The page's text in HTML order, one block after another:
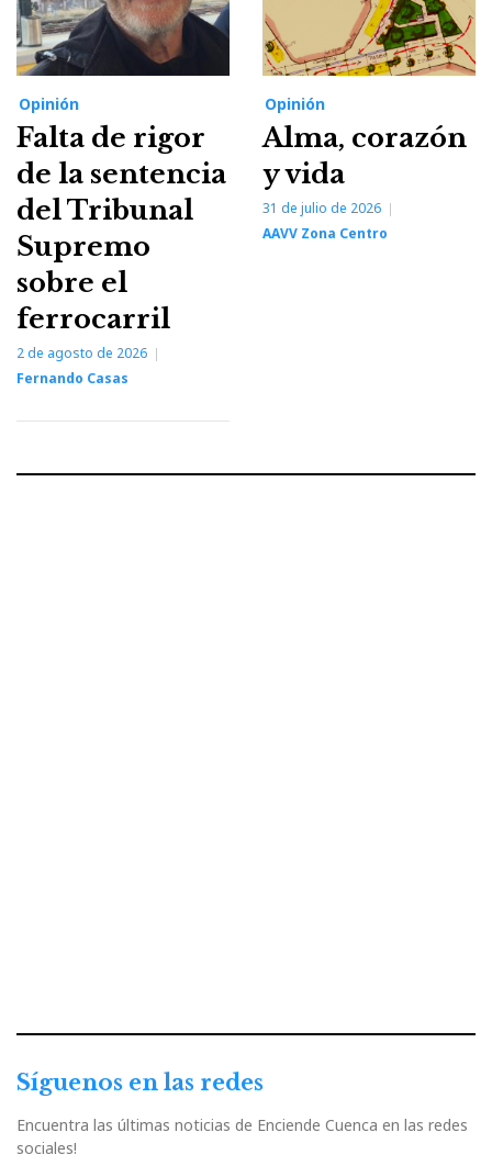
Opinión
Falta de rigor
de la sentencia
del Tribunal
Supremo
sobre el
ferrocarril
2 de agosto de 2026
Fernando Casas
Opinión
Alma, corazón
y vida
31 de julio de 2026
AAVV Zona Centro
Síguenos en las redes
Encuentra las últimas noticias de Enciende Cuenca en las redes
sociales!